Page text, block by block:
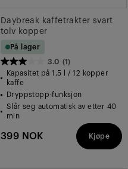
Daybreak kaffetrakter svart
tolv kopper
På lager
3.0 (1)
3.0
av
5
stjerner.
omtale
Kapasitet på 1,5 l / 12 kopper
kaffe
Dryppstopp-funksjon
Slår seg automatisk av etter 40
min
399 NOK Kjøpe